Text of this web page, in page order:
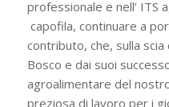
professionale e nell’ ITS
capofila, continuare a
contributo, che, sulla
Bosco e dai suoi
agroalimentare del
preziosa di lavoro per i